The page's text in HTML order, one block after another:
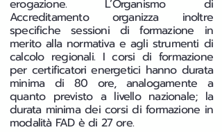
erogazione. L’Organismo di
Accreditamento organizza inoltre
specifiche sessioni di formazione in
merito alla normativa e agli strumenti di
calcolo regionali. I corsi di formazione
per certificatori energetici hanno durata
minima di 80 ore, analogamente a
quanto previsto a livello nazionale; la
durata minima dei corsi di formazione in
modalità FAD è di 27 ore.